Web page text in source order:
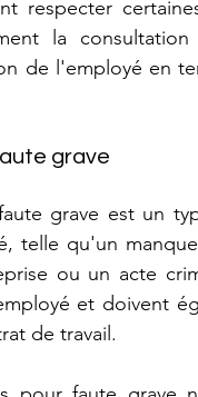
respecter
la
de l'employé en
grave
grave est un
telle qu'un
ou un acte
et doivent
de travail.